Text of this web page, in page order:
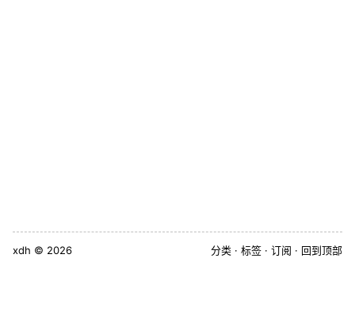
xdh © 2026 分类 标签 订阅 回到顶部